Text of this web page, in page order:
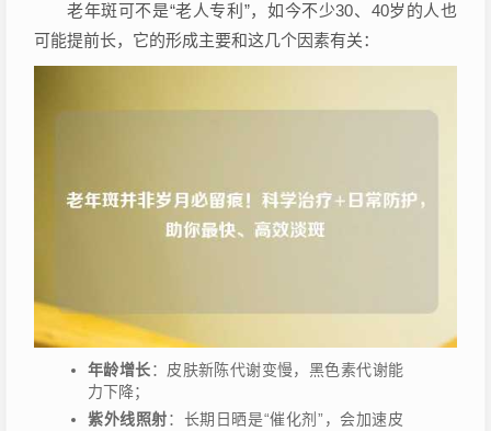
老年斑可不是“老人专利”，如今不少30、40岁的人也
可能提前长，它的形成主要和这几个因素有关：
年龄增长：皮肤新陈代谢变慢，黑色素代谢能
力下降；
紫外线照射：长期日晒是“催化剂”，会加速皮